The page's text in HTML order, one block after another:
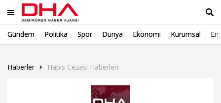
Gündem Politika Spor Dünya Ekonomi Kurumsal
Haberler Hapis Cezasi Haberleri